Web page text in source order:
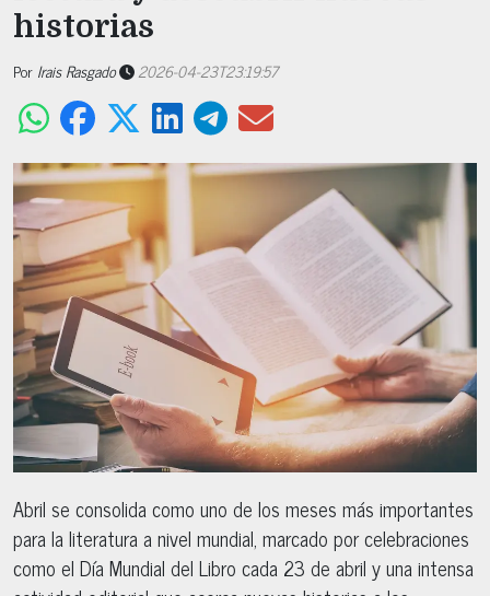
historias
Por Irais Rasgado 2026-04-23T23:19:57
Abril se consolida como uno de los meses más importantes
para la literatura a nivel mundial, marcado por celebraciones
como el Día Mundial del Libro cada 23 de abril y una intensa